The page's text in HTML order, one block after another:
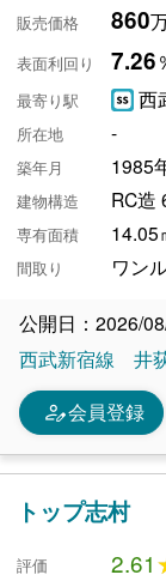
販売価格 860
表面利回り 7.26
最寄り駅 西
所在地 -
築年月 1985
建物構造 RC造
専有面積 14.05
間取り ワン
公開日：2026/
西武新宿線
井
person_edit会員登録
トップ志村
評価 2.61